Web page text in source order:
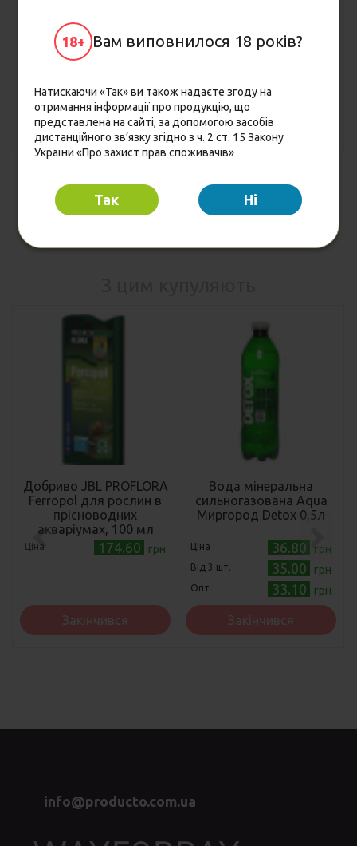
18+ Вам виповнилося 18 років?
Натискаючи «Так» ви також надаєте згоду на
отримання інформації про продукцію, що
представлена на сайті, за допомогою засобів
дистанційного зв’язку згідно з ч. 2 ст. 15 Закону
України «Про захист прав споживачів»
Так Hi
Бренді Вітальний 3 роки
витримки 0.5 л 40%
(4850015313840)
Ціна 228.30 грн
Купити
Secco біле сухе 0.75 л
Ціна 144.00
Купити
Добриво JBL PROFLORA
Ferropol для рослин в
прісноводних
акваріумах, 100 мл
Ціна 174.60 грн
Закінчився
Вода мінеральна
сильногазована Aqua
Миргород Detox 0,5л
Ціна 36.80 грн
Від 3 шт. 35.00 грн
Опт 33.10 грн
Закінчився
info@producto.com.ua